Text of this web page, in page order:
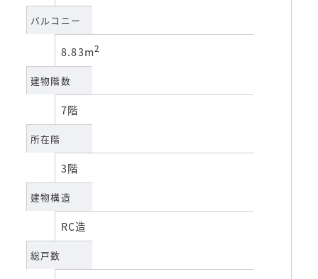
バルコニー
8.83m2
建物階数
7階
所在階
3階
建物構造
RC造
総戸数